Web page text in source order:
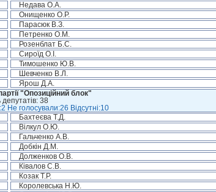
Недава О.А.
Онищенко О.Р.
Парасюк В.З.
Петренко О.М.
Розенблат Б.С.
Сироїд О.І.
Тимошенко Ю.В.
Шевченко В.Л.
Ярош Д.А.
"Опозиційний блок"
депутатів: 38
голосували:26 Відсутні:10
Бахтеєва Т.Д.
Вілкул О.Ю.
Гальченко А.В.
Добкін Д.М.
Долженков О.В.
Ківалов С.В.
Козак Т.Р.
Королевська Н.Ю.